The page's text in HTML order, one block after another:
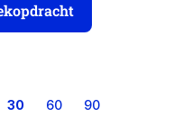
30 60
90